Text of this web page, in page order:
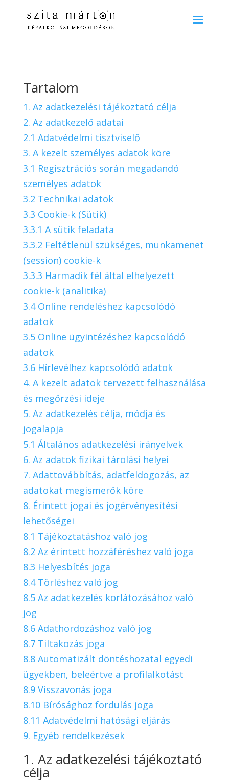
Tartalom
1. Az adatkezelési tájékoztató célja
2. Az adatkezelő adatai
2.1 Adatvédelmi tisztviselő
3. A kezelt személyes adatok köre
3.1 Regisztrációs során megadandó
személyes adatok
3.2 Technikai adatok
3.3 Cookie-k (Sütik)
3.3.1 A sütik feladata
3.3.2 Feltétlenül szükséges, munkamenet
(session) cookie-k
3.3.3 Harmadik fél által elhelyezett
cookie-k (analitika)
3.4 Online rendeléshez kapcsolódó
adatok
3.5 Online ügyintézéshez kapcsolódó
adatok
3.6 Hírlevélhez kapcsolódó adatok
4. A kezelt adatok tervezett felhasználása
és megőrzési ideje
5. Az adatkezelés célja, módja és
jogalapja
5.1 Általános adatkezelési irányelvek
6. Az adatok fizikai tárolási helyei
7. Adattovábbítás, adatfeldogozás, az
adatokat megismerők köre
8. Érintett jogai és jogérvényesítési
lehetőségei
8.1 Tájékoztatáshoz való jog
8.2 Az érintett hozzáféréshez való joga
8.3 Helyesbítés joga
8.4 Törléshez való jog
8.5 Az adatkezelés korlátozásához való
jog
8.6 Adathordozáshoz való jog
8.7 Tiltakozás joga
8.8 Automatizált döntéshozatal egyedi
ügyekben, beleértve a profilalkotást
8.9 Visszavonás joga
8.10 Bírósághoz fordulás joga
8.11 Adatvédelmi hatósági eljárás
9. Egyéb rendelkezések
1. Az adatkezelési tájékoztató
célja